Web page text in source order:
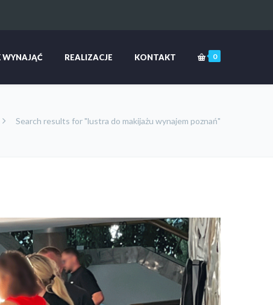
0
WYNAJĄĆ REALIZACJE KONTAKT
Search results for "lustra do makijażu wynajem poznań"